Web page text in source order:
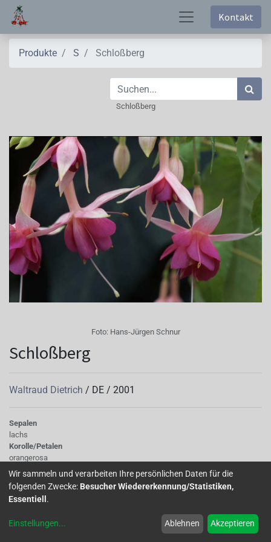
Kontakt
Produkte S Schloßberg
Schloßberg
Foto: Hans-Jürgen Schnur
Schloßberg
Waltraud Dietrich / DE / 2001
Sepalen
lachs
Korolle/Petalen
orangerosa
Knospe/Blüte
einfach, mittelgross
Wuchs
halb hängend
Wir sammeln und verarbeiten Ihre persönlichen Daten für die
folgenden Zwecke: Besucher Wiedererkennung/Statistiken,
Essentiell .
Einstellungen... Ablehnen Akzeptieren